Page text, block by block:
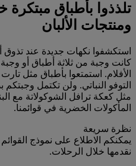
تلذذوا بأطباق مبتكرة
ومنتجات الألبان
استكشفوا نكهات جديدة عند تذوق
كانت وجبة من ثلاثة أطباق أو وجبة
الأفلام. استمتعوا بأطباق مثل تارت
التوفو النباتي. ولن تكتمل وجبتكم
مثل كعكة ترافل الشوكولاتة مع
المأكولات الخضرية في قوائمنا.
نظرة سريعة
يمكنكم الاطلاع على نموذج
نقدمها خلال الرحلات.